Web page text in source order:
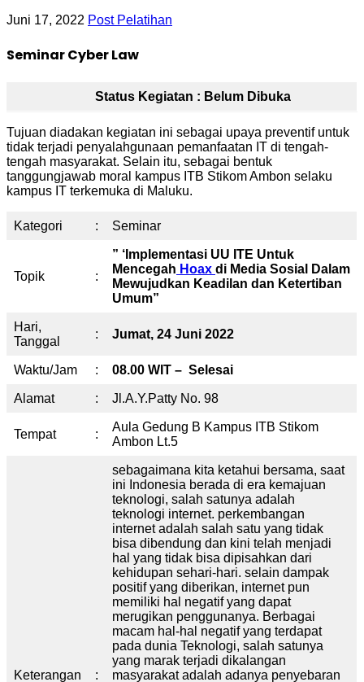
Juni 17, 2022 Post Pelatihan
Seminar Cyber Law
Status Kegiatan : Belum Dibuka
Tujuan diadakan kegiatan ini sebagai upaya preventif untuk
tidak terjadi penyalahgunaan pemanfaatan IT di tengah-
tengah masyarakat. Selain itu, sebagai bentuk
tanggungjawab moral kampus ITB Stikom Ambon selaku
kampus IT terkemuka di Maluku.
Kategori : Seminar
Topik :
” ‘Implementasi UU ITE Untuk
Mencegah Hoax di Media Sosial Dalam
Mewujudkan Keadilan dan Ketertiban
Umum”
Hari,
Tanggal
: Jumat, 24 Juni 2022
Waktu/Jam : 08.00 WIT – Selesai
Alamat : Jl.A.Y.Patty No. 98
Tempat :
Aula Gedung B Kampus ITB Stikom
Ambon Lt.5
Keterangan :
sebagaimana kita ketahui bersama, saat
ini Indonesia berada di era kemajuan
teknologi, salah satunya adalah
teknologi internet. perkembangan
internet adalah salah satu yang tidak
bisa dibendung dan kini telah menjadi
hal yang tidak bisa dipisahkan dari
kehidupan sehari-hari. selain dampak
positif yang diberikan, internet pun
memiliki hal negatif yang dapat
merugikan penggunanya. Berbagai
macam hal-hal negatif yang terdapat
pada dunia Teknologi, salah satunya
yang marak terjadi dikalangan
masyarakat adalah adanya penyebaran